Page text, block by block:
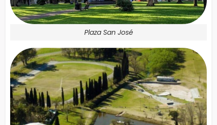
Plaza San José